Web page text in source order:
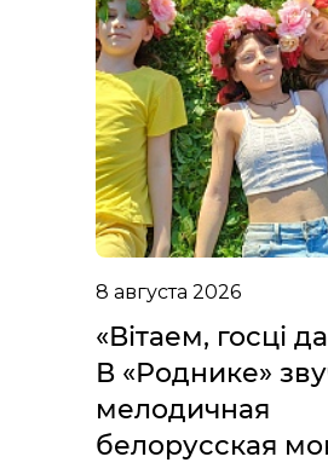
8 августа 2026
«Вітаем, госці
В «Роднике»
мелодичная
белорусская